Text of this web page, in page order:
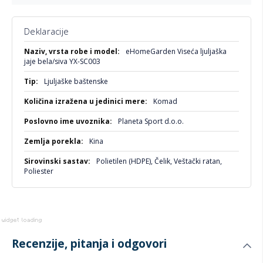
Dizajn:
Nosivost:Do 120 kg
Baza: Stabilna čelična osnova
Deklaracije
Više
informacija
eHomeGarden Viseća ljuljaška
jaje bela/siva YX-SC003
Ljuljaške baštenske
Komad
Planeta Sport d.o.o.
Kina
Polietilen (HDPE), Čelik, Veštački ratan,
Poliester
Recenzije, pitanja i odgovori